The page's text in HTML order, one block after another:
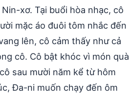
xơ. Tại buổi hòa nhạc, cô
mặc áo đuôi tôm nhắc đến
lên, cô cảm thấy như cả
cô. Cô bật khóc vì món quà
sau mười năm kể từ hôm
Đa-ni muốn chạy đến ôm